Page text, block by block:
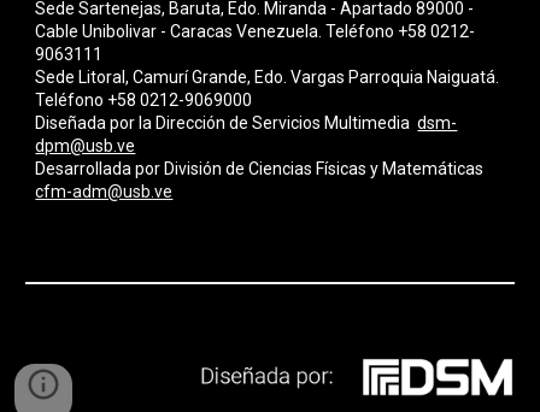
Sede Sartenejas, Baruta, Edo. Miranda - Apartado 89000 -
Cable Unibolivar - Caracas Venezuela. Teléfono +58 0212-
9063111
Sede Litoral, Camurí Grande, Edo. Vargas Parroquia Naiguatá.
Teléfono +58 0212-9069000
Diseñada por la Dirección de Servicios Multimediadsm-
dpm@usb.ve
Desarrollada por División de Ciencias Físicas y Matemáticas
cfm-adm@usb.ve